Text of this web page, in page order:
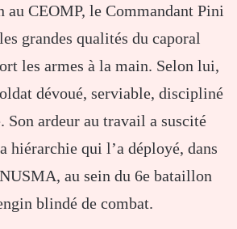
au CEOMP, le Commandant Pini
grandes qualités du caporal
les armes à la main. Selon lui,
dévoué, serviable, discipliné
Son ardeur au travail a suscité
hiérarchie qui l’a déployé, dans
au sein du 6e bataillon
blindé de combat.